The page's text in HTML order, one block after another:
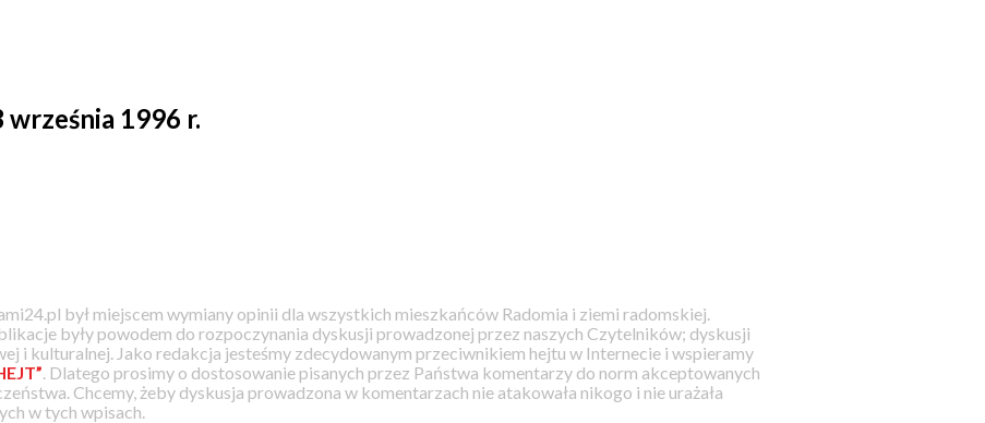
1996 r.
był miejscem wymiany opinii dla wszystkich mieszkańców Radomia i ziemi radomskiej.
były powodem do rozpoczynania dyskusji prowadzonej przez naszych Czytelników; dyskusji
i kulturalnej. Jako redakcja jesteśmy zdecydowanym przeciwnikiem hejtu w Internecie i wspieramy
. Dlatego prosimy o dostosowanie pisanych przez Państwa komentarzy do norm akceptowanych
Chcemy, żeby dyskusja prowadzona w komentarzach nie atakowała nikogo i nie urażała
w tych wpisach.